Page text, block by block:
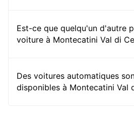
Est-ce que quelqu'un d'autre
voiture à Montecatini Val di
Des voitures automatiques
disponibles à Montecatini Val